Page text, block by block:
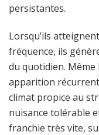
persistantes.
Lorsqu’ils
fréquence, ils
du quotidien. Même
apparition
climat propice au
nuisance tolérable
franchie très vite,